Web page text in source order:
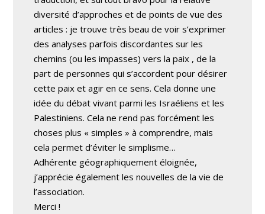
diversité d’approches et de points de vue des
articles : je trouve très beau de voir s’exprimer
des analyses parfois discordantes sur les
chemins (ou les impasses) vers la paix , de la
part de personnes qui s’accordent pour désirer
cette paix et agir en ce sens. Cela donne une
idée du débat vivant parmi les Israéliens et les
Palestiniens. Cela ne rend pas forcément les
choses plus « simples » à comprendre, mais
cela permet d’éviter le simplisme…
Adhérente géographiquement éloignée,
j’apprécie également les nouvelles de la vie de
l’association.
Merci !